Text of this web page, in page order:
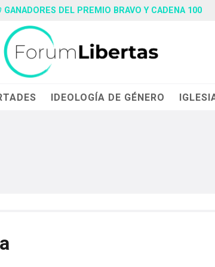
GANADORES DEL PREMIO BRAVO Y CADENA 100
IDEOLOGÍA DE GÉNERO